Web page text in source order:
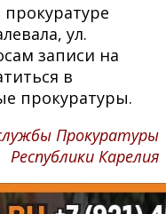
ул.
записи на
в
прокуратуры.
Прокуратуры
Республики Карелия